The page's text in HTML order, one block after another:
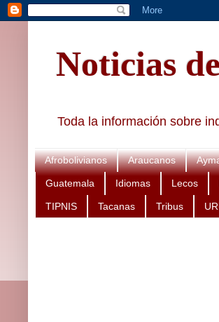
Noticias
Toda la información sobre
Afrobolivianos Araucanos
Guatemala Idiomas Lecos
TIPNIS Tacanas Tribus